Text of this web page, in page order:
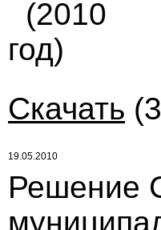
(2010
год)
Скачать
19.05.2010
Решение